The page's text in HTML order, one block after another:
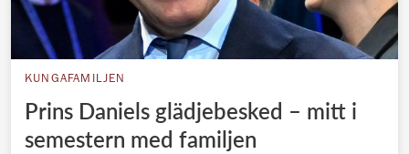
KUNGAFAMILJEN
Prins Daniels glädjebesked – mitt i
semestern med familjen